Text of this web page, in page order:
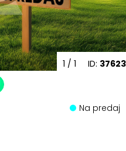
ID: 37623
1 / 1
Na predaj